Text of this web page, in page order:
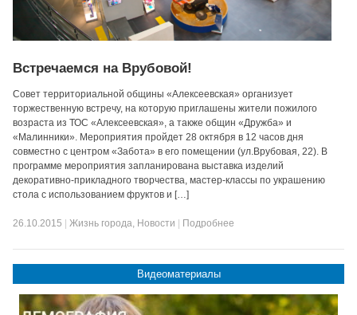
Встречаемся на Врубовой!
Совет территориальной общины «Алексеевская» организует
торжественную встречу, на которую приглашены жители пожилого
возраста из ТОС «Алексеевская», а также общин «Дружба» и
«Малинники». Мероприятия пройдет 28 октября в 12 часов дня
совместно с центром «Забота» в его помещении (ул.Врубовая, 22). В
программе мероприятия запланирована выставка изделий
декоративно-прикладного творчества, мастер-классы по украшению
стола с использованием фруктов и […]
26.10.2015 |Жизнь города, Новости Подробнее
Видеоматериалы